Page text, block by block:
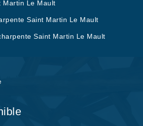
Martin Le Mault
Saint Martin Le Mault
Saint Martin Le Mault